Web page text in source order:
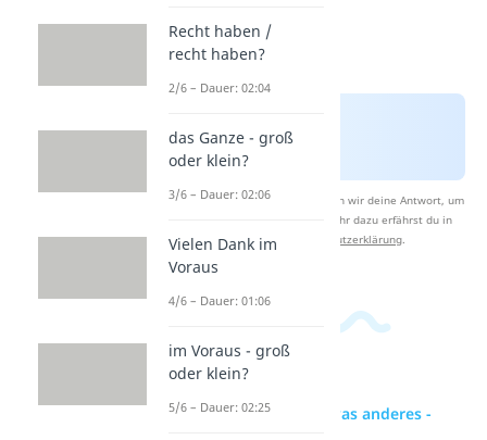
Nach Beantwortung speichern wir deine Antwort, um
Studyflix zu verbessern. Mehr dazu erfährst du in
unserer
Datenschutzerklärung.
zur Videoseite: etwas anderes -
Recht haben /
recht haben?
2/6 – Dauer: 02:04
das Ganze - groß
oder klein?
3/6 – Dauer: 02:06
Vielen Dank im
Voraus
4/6 – Dauer: 01:06
im Voraus - groß
oder klein?
5/6 – Dauer: 02:25